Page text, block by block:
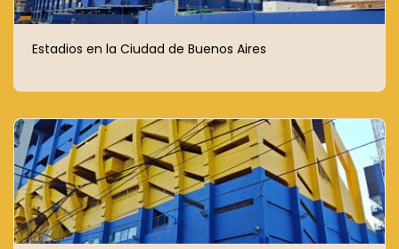
Estadios en la Ciudad de Buenos Aires